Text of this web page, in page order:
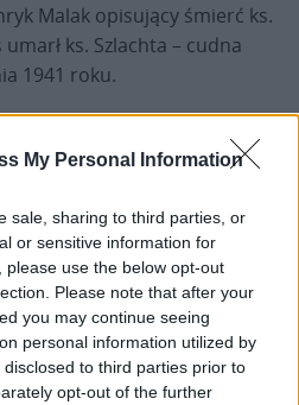
My Personal Information
sale, sharing to third parties, or
or sensitive information for
use the below opt-out
Please note that after your
you may continue seeing
personal information utilized by
to third parties prior to
opt-out of the further
Malak opisujący śmierć ks.
ks. Szlachta – cudna
1941 roku.
nasz portal. Jesteśmy
najważniejsze
w Polsce i na świecie.
sprostanie temu